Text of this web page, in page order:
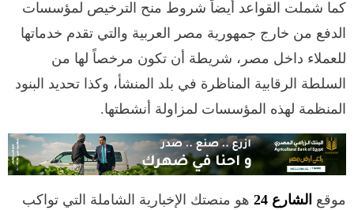
كما شملت القواعد أيضاً شروط منح الترخيص لمؤسسات
الدفع من خارج جمهورية مصر العربية والتي تقدم خدماتها
للعملاء داخل مصر، شريطة أن تكون مرخصاً لها من
السلطة الرقابية المناظرة في بلد المنشأ، وكذا تحديد البنود
المنظمة لهذه المؤسسات لمزاولة أنشطتها.
موقع الشارع 24
هو منصتك الإخبارية الشاملة التي تواكب